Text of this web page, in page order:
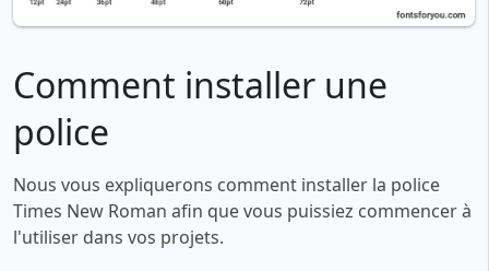
Comment installer une
police
Nous vous expliquerons comment installer la police
Times New Roman afin que vous puissiez commencer à
l'utiliser dans vos projets.